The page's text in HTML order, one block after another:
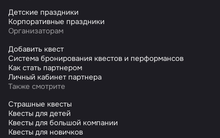
Детские праздники
Корпоративные праздники
Организаторам
Добавить квест
Система бронирования квестов и перформансов
Как стать партнером
Личный кабинет партнера
Также смотрите
Страшные квесты
Квесты для детей
Квесты для большой компании
Квесты для новичков